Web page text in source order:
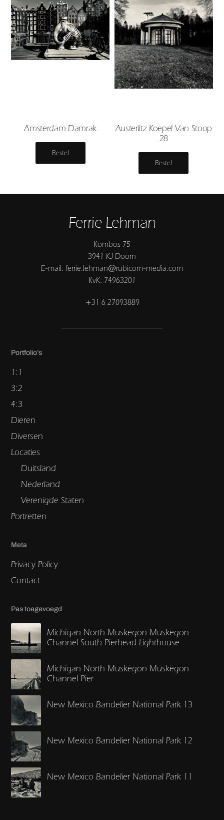
Amsterdam Damrak
Bestel
Austerlitz Koepel Van Stoop
28
Bestel
Ferrie Lehman
Kombos 75
3941 KJ Doorn
E-mail: ferrie.lehman@rubicom-media.com
KvK: 74963201
+31 6 27093889
Portfolio’s
1:1
3:2
4:3
Dieren
Diversen
Locaties
Duitsland
Nederland
Verenigde Staten
Portretten
Meta
Privacy Policy
Contact
Pas toegevoegd
Michigan North Muskegon Muskegon
Channel South Pierhead Lighthouse
Michigan North Muskegon Muskegon
Channel Pier
New Mexico Bandelier National Park 13
New Mexico Bandelier National Park 12
New Mexico Bandelier National Park 11